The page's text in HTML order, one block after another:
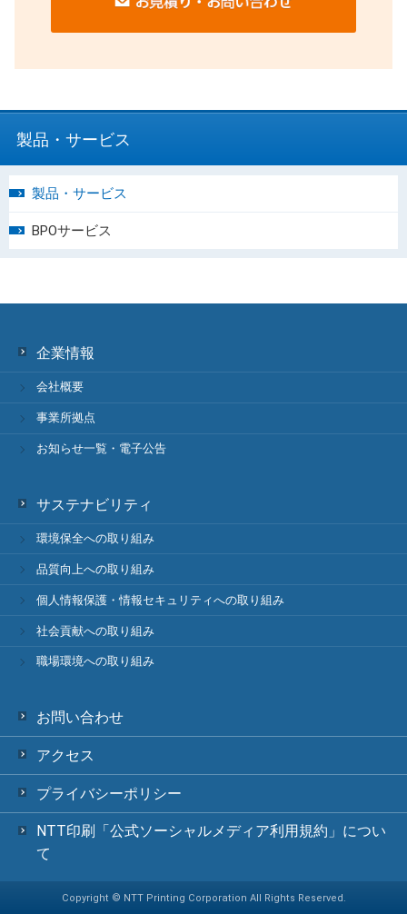
製品・サービス
製品・サービス
BPOサービス
企業情報
会社概要
事業所拠点
お知らせ一覧・電子公告
サステナビリティ
環境保全への取り組み
品質向上への取り組み
個人情報保護・情報セキュリティへの取り組み
社会貢献への取り組み
職場環境への取り組み
お問い合わせ
アクセス
プライバシーポリシー
NTT印刷「公式ソーシャルメディア利用規約」につい
て
Copyright © NTT Printing Corporation All Rights Reserved.